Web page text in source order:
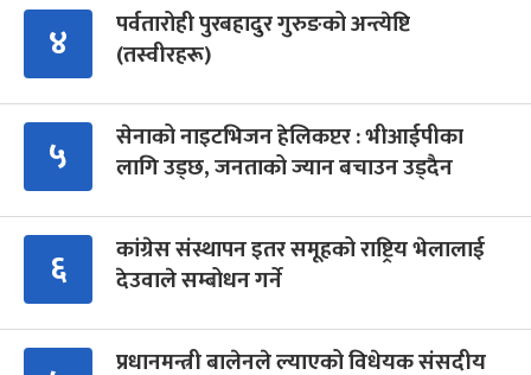
४
पर्वतारोही पुरबहादुर गुरुङको अन्त्येष्टि
(तस्वीरहरू)
५
सेनाको नाइटभिजन हेलिकप्टर : भीआईपीका
लागि उड्छ, जनताको ज्यान बचाउन उड्दैन
६
कांग्रेस संस्थापन इतर समूहको राष्ट्रिय भेलालाई
देउवाले सम्बोधन गर्ने
प्रधानमन्त्री बालेनले ल्याएको विधेयक संसदीय